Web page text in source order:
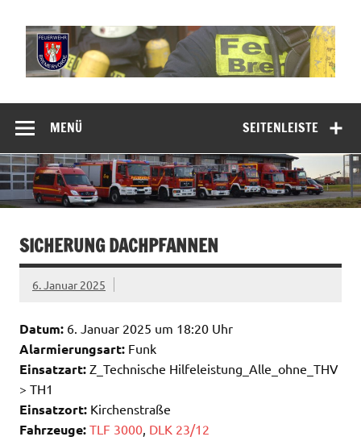
springen
Freiwillige
Feuerwehr
Bremervörde
SEITENLEISTE
MENÜ
SICHERUNG DACHPFANNEN
6. Januar 2025
Datum: 6. Januar 2025 um 18:20 Uhr
Alarmierungsart: Funk
Einsatzart: Z_Technische Hilfeleistung_Alle_ohne_THV
> TH1
Einsatzort: Kirchenstraße
Fahrzeuge: TLF 3000, DLK 23/12